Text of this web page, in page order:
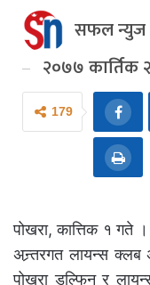
सफल न्युज
२०७७ कार्तिक
179
पोखरा, कात्तिक १
अन्र्तरगत लायन्स क्लब
पोखरा डल्फिन र